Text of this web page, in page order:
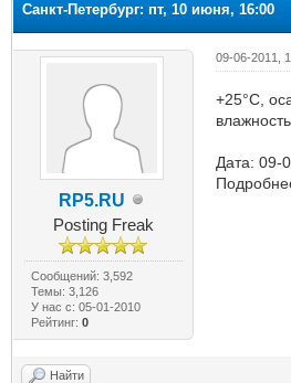
Санкт-Петербург: пт, 10 июня, 16:00
RP5.RU
Posting Freak
Сообщений: 3,592
Темы: 3,126
У нас с: 05-01-2010
Рейтинг: 0
09-06-2011,
+25°C,
Дата: 09-
Найти